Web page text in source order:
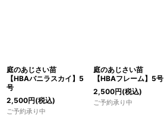
庭のあじさい苗
【HBAバニラスカイ】5
号
2,500円(税込)
ご予約承り中
庭のあじさい苗
【HBAフレーム】5号
2,500円(税込)
ご予約承り中